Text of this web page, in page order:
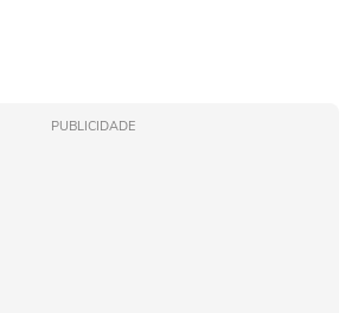
PUBLICIDADE